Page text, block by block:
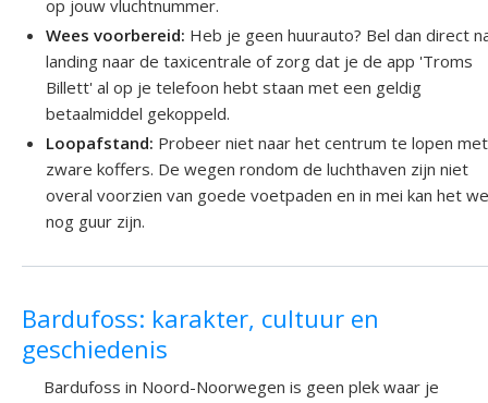
op jouw vluchtnummer.
Wees voorbereid: Heb je geen huurauto? Bel dan direct
landing naar de taxicentrale of zorg dat je de app 'Troms
Billett' al op je telefoon hebt staan met een geldig
betaalmiddel gekoppeld.
Loopafstand: Probeer niet naar het centrum te lopen met
zware koffers. De wegen rondom de luchthaven zijn niet
overal voorzien van goede voetpaden en in mei kan het
nog guur zijn.
Bardufoss: karakter, cultuur en
geschiedenis
Bardufoss in Noord-Noorwegen is geen plek waar je